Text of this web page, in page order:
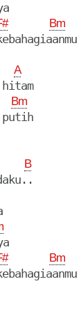
Bm
A
Bm
B
Bm